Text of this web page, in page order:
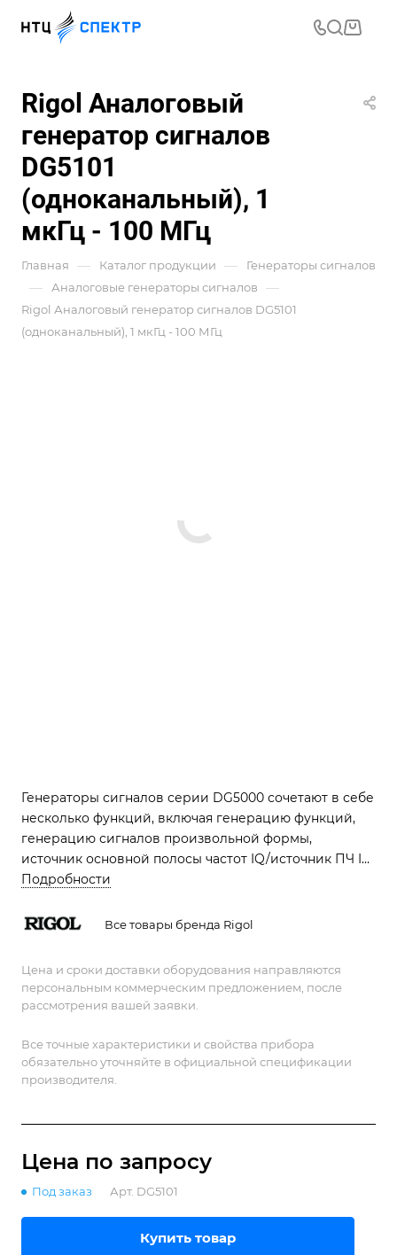
Rigol Аналоговый
генератор сигналов
DG5101
(одноканальный), 1
мкГц - 100 МГц
Главная — Каталог продукции — Генераторы сигналов
— Аналоговые генераторы сигналов —
Rigol Аналоговый генератор сигналов DG5101
(одноканальный), 1 мкГц - 100 МГц
Генераторы сигналов серии DG5000 сочетают в себе
несколько функций, включая генерацию функций,
генерацию сигналов произвольной формы,
источник основной полосы частот IQ/источник ПЧ IQ,
источник со скачкообразной перестройкой частоты
(опционально)
Подробности
Все товары бренда Rigol
Цена и сроки доставки оборудования направляются
персональным коммерческим предложением, после
рассмотрения вашей заявки.
Все точные характеристики и свойства прибора
обязательно уточняйте в официальной спецификации
производителя.
Цена по запросу
Под заказ Арт. DG5101
Купить товар